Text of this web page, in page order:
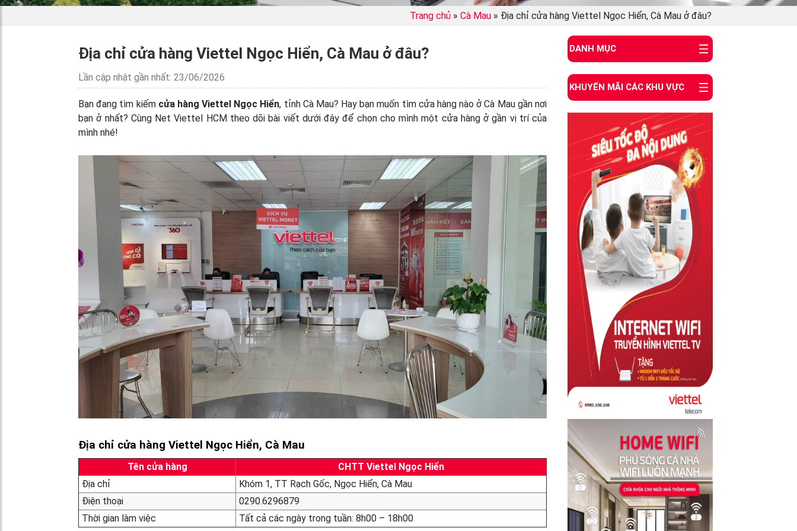
Trang chủ» Cà Mau» Địa chỉ cửa hàng Viettel Ngọc Hiển, Cà Mau ở đâu?
Địa chỉ cửa hàng Viettel Ngọc Hiển, Cà Mau ở đâu?
Lần cập nhật gần nhất: 23/06/2026
Bạn đang tìm kiếmcửa hàng Viettel Ngọc Hiển, tỉnh Cà Mau? Hay bạn muốn tìm cửa hàng nào ở Cà Mau gần nơi
bạn ở nhất? Cùng Net Viettel HCM theo dõi bài viết dưới đây để chọn cho mình một cửa hàng ở gần vị trí của
mình nhé!
Địa chỉ cửa hàng Viettel Ngọc Hiển, Cà Mau
Tên cửa hàng
CHTT Viettel Ngọc Hiển
Địa chỉ
Khóm 1, TT Rạch Gốc, Ngọc Hiển, Cà Mau
Điện thoại
0290.6296879
Thời gian làm việc
Tất cả các ngày trong tuần: 8h00 – 18h00
DANH MỤC
KHUYẾN MÃI CÁC KHU VỰC